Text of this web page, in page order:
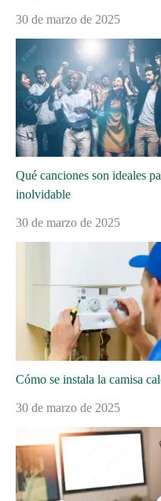
30 de marzo de 2025
Qué canciones son ideales
inolvidable
30 de marzo de 2025
Cómo se instala la camisa
30 de marzo de 2025